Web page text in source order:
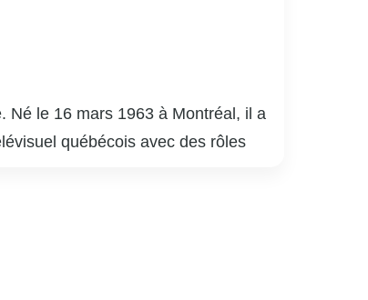
Né le 16 mars 1963 à Montréal, il a
québécois avec des rôles
envers la culture